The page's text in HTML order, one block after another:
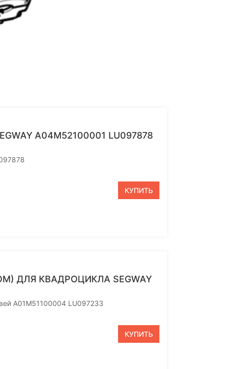
A04M52100001 LU097878
КУПИТЬ
ДЛЯ КВАДРОЦИКЛА SEGWAY
A01M51100004 LU097233
КУПИТЬ